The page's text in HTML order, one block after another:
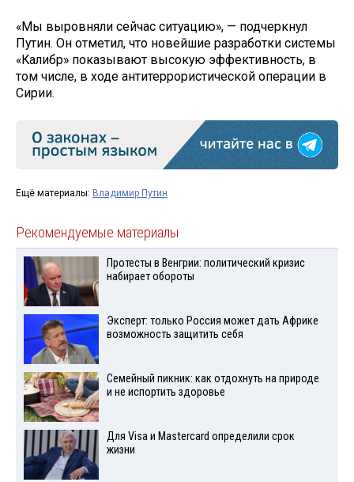
«Мы выровняли сейчас ситуацию», — подчеркнул
Путин. Он отметил, что новейшие разработки системы
«Калибр» показывают высокую эффективность, в
том числе, в ходе антитеррористической операции в
Сирии.
Ещё материалы: Владимир Путин
Рекомендуемые материалы
Протесты в Венгрии: политический кризис
набирает обороты
Эксперт: только Россия может дать Африке
возможность защитить себя
Семейный пикник: как отдохнуть на природе
и не испортить здоровье
Для Visа и Mastercard определили срок
жизни